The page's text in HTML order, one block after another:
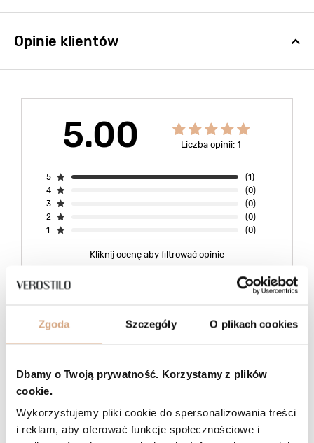
Zgoda Szczegóły O plikach cookies
Dbamy o Twoją prywatność. Korzystamy z plików
cookie.
Wykorzystujemy pliki cookie do spersonalizowania treści
i reklam, aby oferować funkcje społecznościowe i
Opinie klientów
5.00 Liczba opinii: 1
5
(1)
4
(0)
3
(0)
2
(0)
1
(0)
Kliknij ocenę aby filtrować opinie
5/5
Odcień: ciemny beż 2026-06-16
Super torebka. Pojemna, solidnie wykonana i do tego bardzo ładna.
BOŻENA, MALBORK
Czy opinia była pomocna?